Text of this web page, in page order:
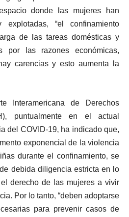
donde las mujeres han
explotadas, “el confinamiento
de las tareas domésticas y
por las razones económicas,
carencias y esto aumenta la
Interamericana de Derechos
puntualmente en el actual
del COVID-19, ha indicado que,
exponencial de la violencia
durante el confinamiento, se
debida diligencia estricta en lo
derecho de las mujeres a vivir
Por lo tanto, “deben adoptarse
para prevenir casos de